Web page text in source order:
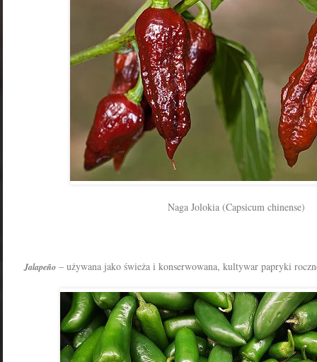
Naga Jolokia (Capsicum chinense)
Jalapeño – używana jako świeża i konserwowana, kultywar papryki